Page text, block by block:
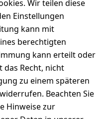
Wir teilen diese
Einstellungen
kann mit
berechtigten
kann erteilt oder
das Recht, nicht
zu einem späteren
Beachten Sie
Hinweise zur